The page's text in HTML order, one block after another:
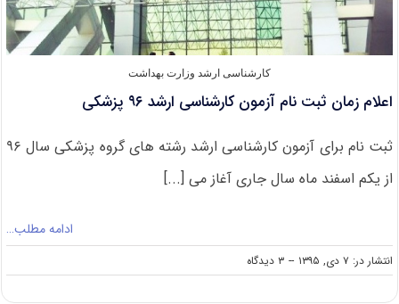
کارشناسی ارشد وزارت بهداشت
اعلام زمان ثبت نام آزمون کارشناسی ارشد ۹۶ پزشکی
ثبت نام برای آزمون کارشناسی ارشد رشته های گروه پزشکی سال ۹۶
از یکم اسفند ماه سال جاری آغاز می [...]
ادامه مطلب…
انتشار در: ۷ دی, ۱۳۹۵ -- ۳ دیدگاه
on
اعلام